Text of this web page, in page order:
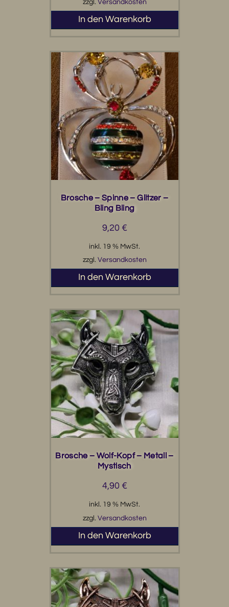
zzgl. Versandkosten
In den Warenkorb
Brosche – Spinne – Glitzer –
Bling Bling
9,20 €
inkl. 19 % MwSt.
zzgl. Versandkosten
In den Warenkorb
Brosche – Wolf-Kopf – Metall –
Mystisch
4,90 €
inkl. 19 % MwSt.
zzgl. Versandkosten
In den Warenkorb